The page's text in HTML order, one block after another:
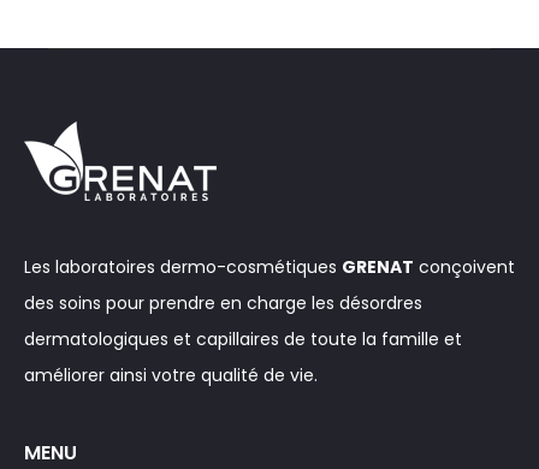
Les laboratoires dermo-cosmétiques GRENAT conçoivent
des soins pour prendre en charge les désordres
dermatologiques et capillaires de toute la famille et
améliorer ainsi votre qualité de vie.
MENU